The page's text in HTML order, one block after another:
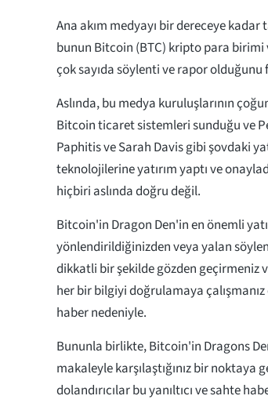
Ana akım medyayı bir dereceye kadar
bunun Bitcoin (BTC) kripto para birimi
çok sayıda söylenti ve rapor
Aslında, bu medya kuruluşlarının
Bitcoin ticaret sistemleri sunduğu ve
Paphitis ve Sarah Davis gibi şovdaki
teknolojilerine yatırım yaptı ve
hiçbiri aslında doğru değil.
Bitcoin'in Dragon Den'in en önemli
yönlendirildiğinizden veya yalan
dikkatli bir şekilde gözden geçirmeniz
her bir bilgiyi doğrulamaya
haber nedeniyle.
Bununla birlikte, Bitcoin'in Dragons
makaleyle karşılaştığınız bir
dolandırıcılar bu yanıltıcı ve sahte